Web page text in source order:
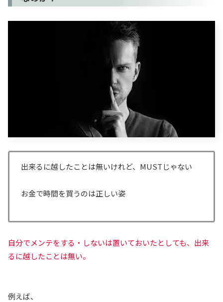
出来るに越したことは無いけれど、MUSTじゃない
お金で時間を買うのは正しい姿
自分でメンテをする・しないは置いておいたとしても、出来
るに越したことは無い。
例えば、